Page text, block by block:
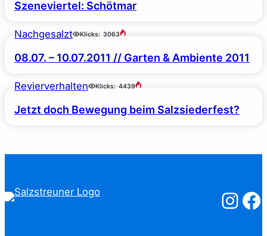
Szeneviertel: Schötmar
Nachgesalzt Klicks: 3063
08.07. – 10.07.2011 // Garten & Ambiente 2011
Revierverhalten Klicks: 4439
Jetzt doch Bewegung beim Salzsiederfest?